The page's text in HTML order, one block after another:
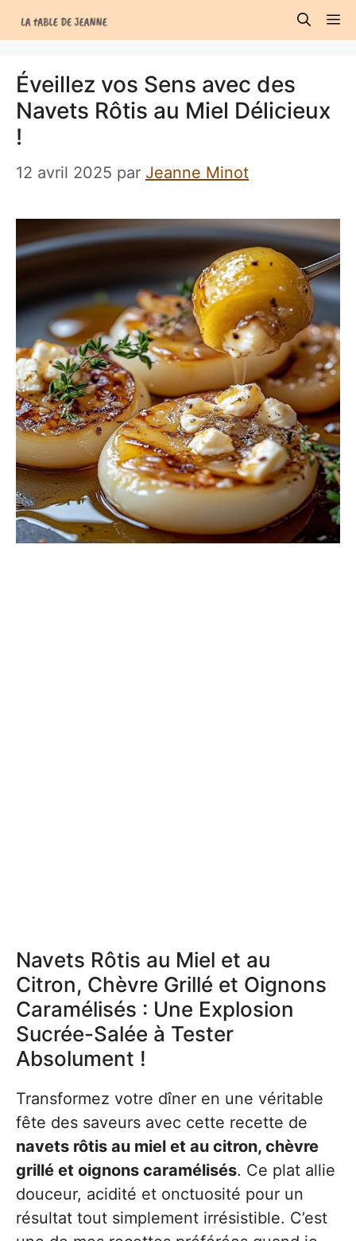
au
Éveillez vos Sens avec des
Navets Rôtis au Miel Délicieux
!
12 avril 2025 par Jeanne Minot
Navets Rôtis au Miel et au
Citron, Chèvre Grillé et Oignons
Caramélisés : Une Explosion
Sucrée-Salée à Tester
Absolument !
Transformez votre dîner en une véritable
fête des saveurs avec cette recette de
navets rôtis au miel et au citron, chèvre
grillé et oignons caramélisés. Ce plat allie
douceur, acidité et onctuosité pour un
résultat tout simplement irrésistible. C’est